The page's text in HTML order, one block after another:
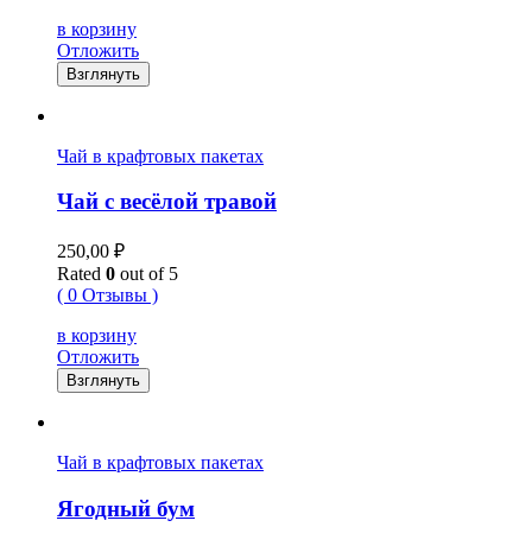
в корзину
Отложить
Взглянуть
Чай в крафтовых пакетах
Чай с весёлой травой
250,00 ₽
Rated 0 out of 5
( 0 Отзывы )
в корзину
Отложить
Взглянуть
Чай в крафтовых пакетах
Ягодный бум